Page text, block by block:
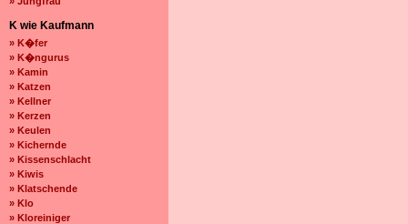
K wie Kaufmann
» K�fer
» K�ngurus
» Kamin
» Katzen
» Kellner
» Kerzen
» Keulen
» Kichernde
» Kissenschlacht
» Kiwis
» Klatschende
» Klo
» Kloreiniger